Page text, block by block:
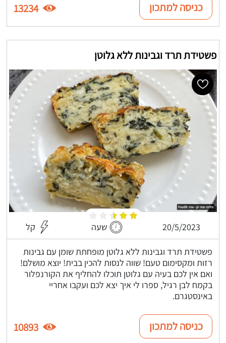
כניסה למתכון 13234
פשטידת תרד וגבינות ללא גלוטן
20/5/2023 שעה קל
פשטידת תרד וגבינות ללא גלוטן מופחתת שומן עם גבינות
רזות ומקסימום טעם! שווה לנסות להכין בבית! יוצא מושלם!
ואם אין לכם בעיה עם גלוטן תוכלו להחליף את הקורנפלור
בקמח לבן רגיל, ספרו לי איך יצא לכם ועקבו אחריי
באינסטגרם.
כניסה למתכון 10893